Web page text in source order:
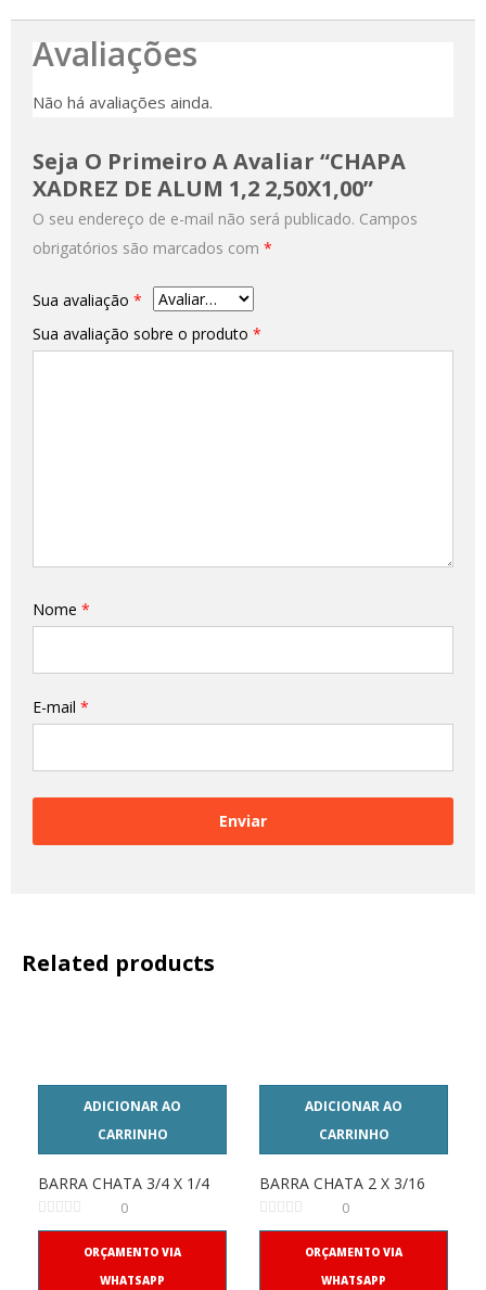
Avaliações
Não há avaliações ainda.
Seja O Primeiro A Avaliar “CHAPA
XADREZ DE ALUM 1,2 2,50X1,00”
O seu endereço de e-mail não será publicado. Campos
obrigatórios são marcados com *
Sua avaliação *
Sua avaliação sobre o produto *
Nome *
E-mail *
Related products
ADICIONAR AO
CARRINHO
BARRA CHATA 3/4 X 1/4
0
ORÇAMENTO VIA
WHATSAPP
ADICIONAR AO
CARRINHO
BARRA CHATA 2 X 3/16
0
ORÇAMENTO VIA
WHATSAPP